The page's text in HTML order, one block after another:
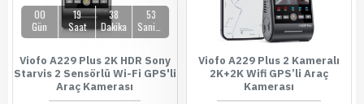
00
Gün
19
Saat
38
Dakika
51
Viofo A229 Plus 2K HDR Sony
Starvis 2 Sensörlü Wi-Fi GPS'li
Araç Kamerası
Viofo A229 Plus 2 Kameralı
2K+2K Wifi GPS’li Araç
Kamerası